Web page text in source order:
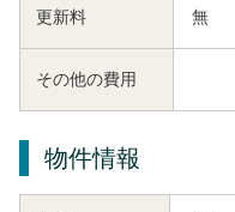
更新料 無
その他の費用
物件情報